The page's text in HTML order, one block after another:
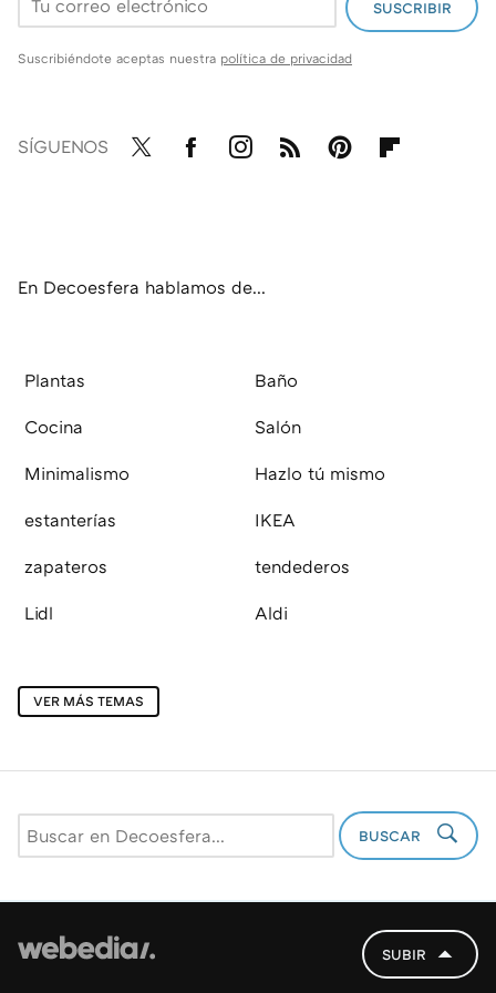
SUSCRIBIR
Suscribiéndote aceptas nuestra política de privacidad
SÍGUENOS
En Decoesfera hablamos de...
Plantas Baño
Cocina Salón
Minimalismo Hazlo tú mismo
estanterías IKEA
zapateros tendederos
Lidl Aldi
VER MÁS TEMAS
BUSCAR
SUBIR